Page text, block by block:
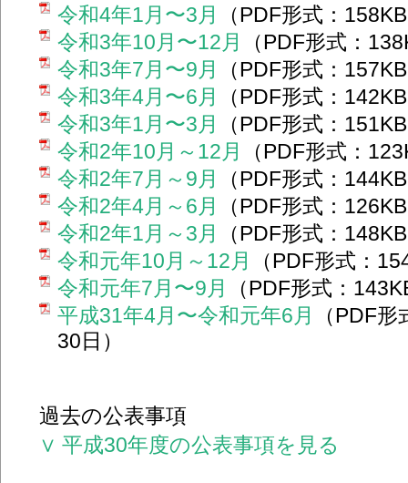
令和4年1月〜3月
（PDF形式：
令和3年10月〜12月
（PDF形式：
令和3年7月〜9月
（PDF形式：
令和3年4月〜6月
（PDF形式：
令和3年1月〜3月
（PDF形式：
令和2年10月～12月
（PDF形式：
令和2年7月～9月
（PDF形式：
令和2年4月～6月
（PDF形式：
令和2年1月～3月
（PDF形式：
令和元年10月～12月
（PDF形式：
令和元年7月〜9月
（PDF形式：
平成31年4月〜令和元年6月
（PDF
30日）
過去の公表事項
∨ 平成30年度の公表事項を見る